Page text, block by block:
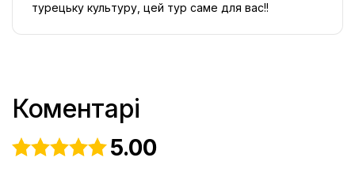
турецьку культуру, цей тур саме для вас!!
Коментарі
5.00